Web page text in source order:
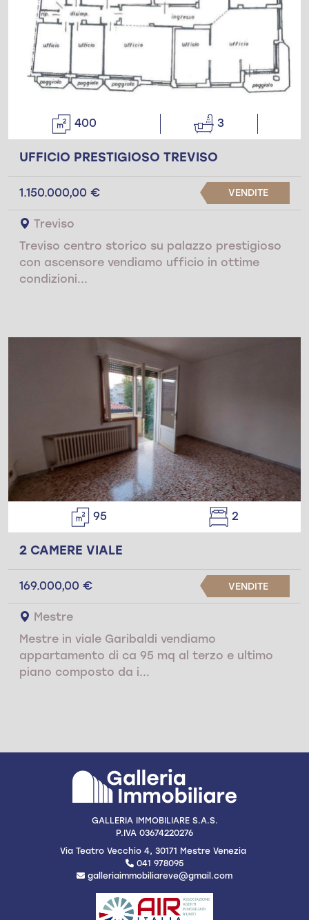
400 3
UFFICIO PRESTIGIOSO TREVISO
1.150.000,00 € VENDITE
Treviso
Treviso centro storico su palazzo prestigioso
con ascensore vendiamo ufficio in ottime
condizioni...
95 2
2 CAMERE VIALE
169.000,00 € VENDITE
Mestre
Mestre in viale Garibaldi vendiamo
appartamento di ca 95 mq al terzo e ultimo
piano composto da i...
GALLERIA IMMOBILIARE S.A.S.
P.IVA 03674220276
Via Teatro Vecchio 4, 30171 Mestre Venezia
041 978095
galleriaimmobiliareve@gmail.com